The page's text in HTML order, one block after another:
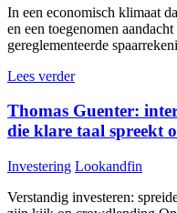
In een economisch klimaat
en een toegenomen
gereglementeerde
Lees verder
Thomas Guenter:
die klare taal spreekt
Investering Lookandfin
Verstandig investeren: